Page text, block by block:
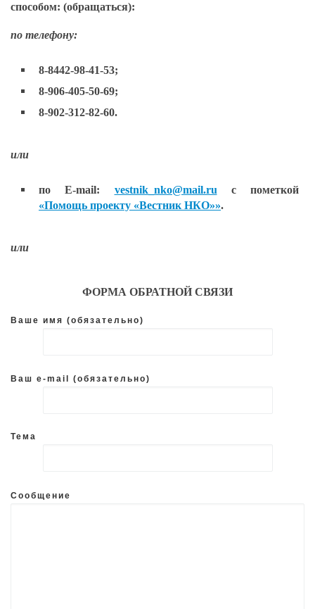
способом: (обращаться):
по телефону:
8-8442-98-41-53;
8-906-405-50-69;
8-902-312-82-60.
или
по E-mail: vestnik_nko@mail.ru
с пометкой
«Помощь проекту «Вестник НКО»».
или
ФОРМА ОБРАТНОЙ СВЯЗИ
Ваше имя (обязательно)
Ваш e-mail (обязательно)
Тема
Сообщение